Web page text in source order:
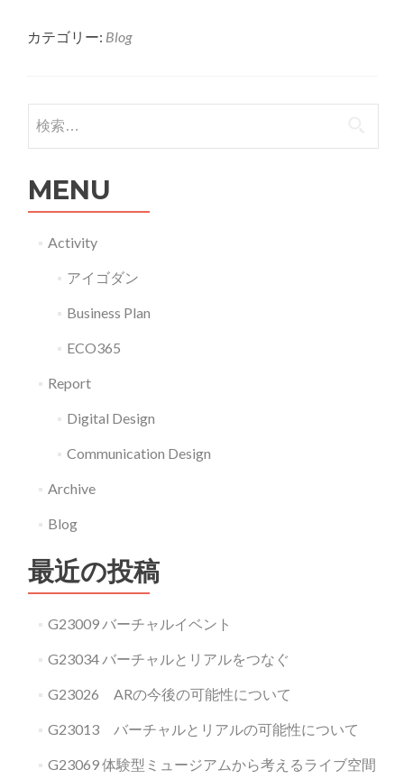
カテゴリー: Blog
検索:
MENU
Activity
アイゴダン
Business Plan
ECO365
Report
Digital Design
Communication Design
Archive
Blog
最近の投稿
G23009 バーチャルイベント
G23034 バーチャルとリアルをつなぐ
G23026 ARの今後の可能性について
G23013 バーチャルとリアルの可能性について
G23069 体験型ミュージアムから考えるライブ空間